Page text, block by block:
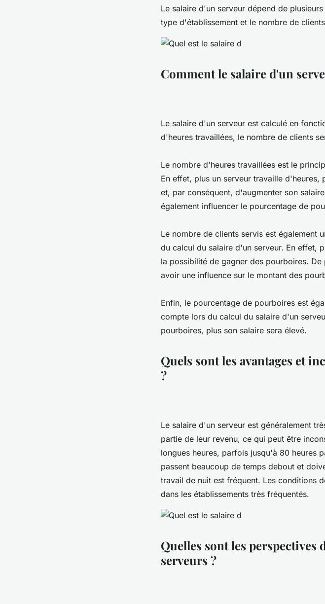
Le salaire d'un serveur dépend de
type d'établissement et le nombre de
Comment le salaire d'un
Le salaire d'un serveur est calculé en
d'heures travaillées, le nombre de clients
Le nombre d'heures travaillées est le
En effet, plus un serveur travaille
et, par conséquent, d'augmenter son
également influencer le pourcentage de
Le nombre de clients servis est également
du calcul du salaire d'un serveur. En effet,
la possibilité de gagner des pourboires.
avoir une influence sur le montant des
Enfin, le pourcentage de pourboires est
compte lors du calcul du salaire d'un
pourboires, plus son salaire sera élevé.
Quels sont les avantages et
?
Le salaire d'un serveur est généralement
partie de leur revenu, ce qui peut être
longues heures, parfois jusqu'à 80 heures
passent beaucoup de temps debout et
travail de nuit est fréquent. Les conditions
dans les établissements très fréquentés.
Quelles sont les
serveurs ?